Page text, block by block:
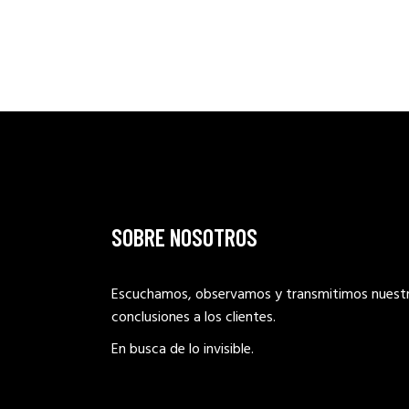
SOBRE NOSOTROS
Escuchamos, observamos y transmitimos
conclusiones a los clientes.
En busca de lo invisible.